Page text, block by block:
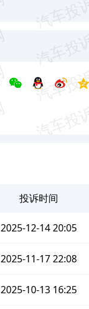
投诉时间
2025-12-14 20:05
2025-11-17 22:08
2025-10-13 16:25